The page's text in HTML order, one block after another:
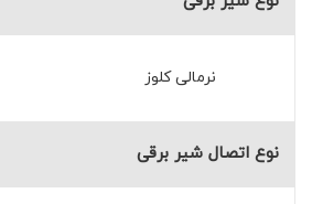
نرمالی کلوز
نوع اتصال شیر برقی